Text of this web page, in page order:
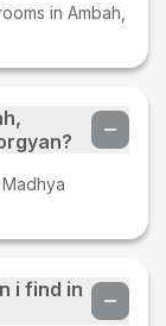
in Ambah,
i find in